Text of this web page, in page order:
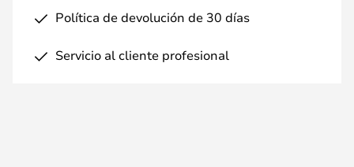
Política de devolución de 30 días
Servicio al cliente profesional